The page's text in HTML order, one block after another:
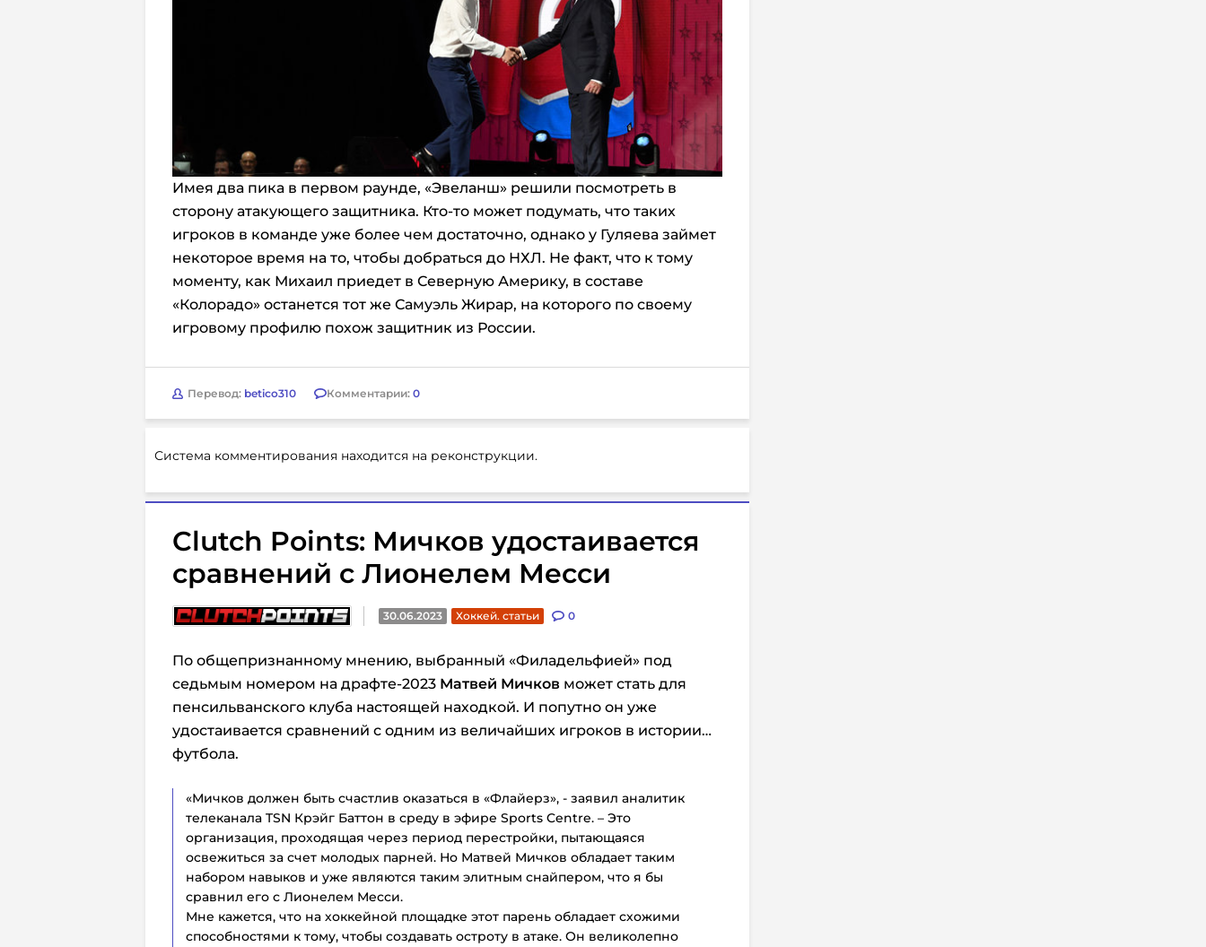
Имея два пика в первом раунде, «Эвеланш» решили посмотреть в
сторону атакующего защитника. Кто-то может подумать, что таких
игроков в команде уже более чем достаточно, однако у Гуляева займет
некоторое время на то, чтобы добраться до НХЛ. Не факт, что к тому
моменту, как Михаил приедет в Северную Америку, в составе
«Колорадо» останется тот же Самуэль Жирар, на которого по своему
игровому профилю похож защитник из России.
Перевод: betico310 Комментарии: 0
Система комментирования находится на реконструкции.
Clutch Points: Мичков удостаивается
сравнений с Лионелем Месси
30.06.2023 Хоккей. статьи 0
По общепризнанному мнению, выбранный «Филадельфией» под
седьмым номером на драфте-2023 Матвей Мичков может стать для
пенсильванского клуба настоящей находкой. И попутно он уже
удостаивается сравнений с одним из величайших игроков в истории…
футбола.
«Мичков должен быть счастлив оказаться в «Флайерз», - заявил аналитик
телеканала TSN Крэйг Баттон в среду в эфире Sports Centre. – Это
организация, проходящая через период перестройки, пытающаяся
освежиться за счет молодых парней. Но Матвей Мичков обладает таким
набором навыков и уже являются таким элитным снайпером, что я бы
сравнил его с Лионелем Месси.
Мне кажется, что на хоккейной площадке этот парень обладает схожими
способностями к тому, чтобы создавать остроту в атаке. Он великолепно